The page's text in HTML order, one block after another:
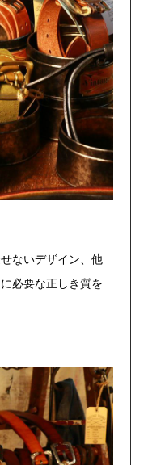
ないデザイン、他
必要な正しき質を